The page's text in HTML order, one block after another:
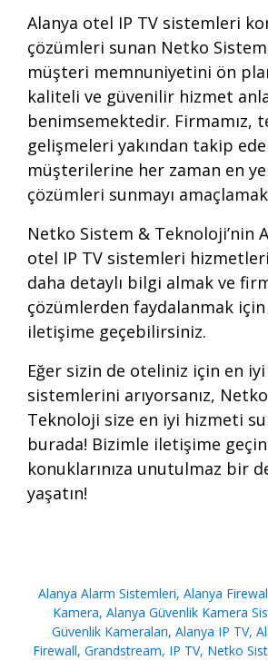
Alanya otel IP TV sistemleri
çözümleri sunan Netko
müşteri memnuniyetini ön
kaliteli ve güvenilir hizmet
benimsemektedir. Firmamız,
gelişmeleri yakından takip
müşterilerine her zaman en
çözümleri sunmayı
Netko Sistem & Teknoloji’nin
otel IP TV sistemleri
daha detaylı bilgi almak ve
çözümlerden faydalanmak
iletişime geçebilirsiniz.
Eğer sizin de oteliniz için en iyi
sistemlerini arıyorsanız,
Teknoloji size en iyi hizmeti
burada! Bizimle iletişime
konuklarınıza unutulmaz bir
yaşatın!
Alanya Alarm Sistemleri, Alanya
Kamera, Alanya Güvenlik Kamera
Güvenlik Kameraları, Alanya IP TV,
Firewall, Grandstream, IP TV, Netko